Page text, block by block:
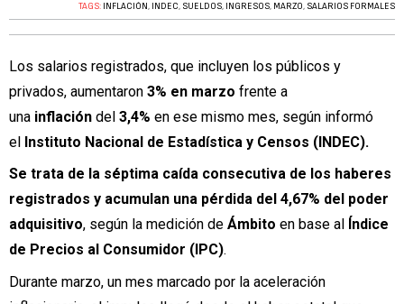
TAGS: INFLACIÓN, INDEC, SUELDOS, INGRESOS, MARZO, SALARIOS FORMALES
Los salarios registrados, que incluyen los públicos y
privados, aumentaron 3% en marzo frente a
una inflación del 3,4% en ese mismo mes, según informó
el
Instituto Nacional de Estadística y Censos (INDEC).
Se trata de la séptima caída consecutiva de los haberes
registrados y acumulan una pérdida del 4,67% del poder
adquisitivo, según la medición de Ámbito en base al
Índice
de Precios al Consumidor (IPC).
Durante marzo, un mes marcado por la aceleración